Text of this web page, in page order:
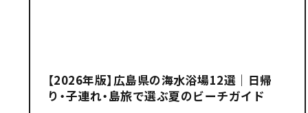
【2026年版】広島県の海水浴場12選｜日帰
り・子連れ・島旅で選ぶ夏のビーチガイド